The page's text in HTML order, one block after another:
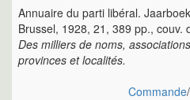
Annuaire du parti libéral.
Brussel, 1928, 21, 389 pp., couv.
Des milliers de noms,
provinces et localités.
Commande/